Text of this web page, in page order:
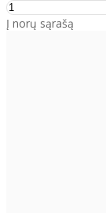
Į norų sąrašą